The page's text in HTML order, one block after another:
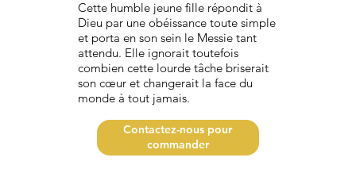
Cette humble jeune fille répondit à
Dieu par une obéissance toute simple
et porta en son sein le Messie tant
attendu. Elle ignorait toutefois
combien cette lourde tâche briserait
son cœur et changerait la face du
monde à tout jamais.
Contactez-nous pour
commander